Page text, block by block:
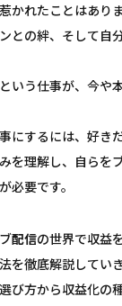
かれたことはあり
との絆、そして自
いう仕事が、今や
にするには、好き
を理解し、自らを
必要です。
配信の世界で収益
を徹底解説していき
び方から収益化の種